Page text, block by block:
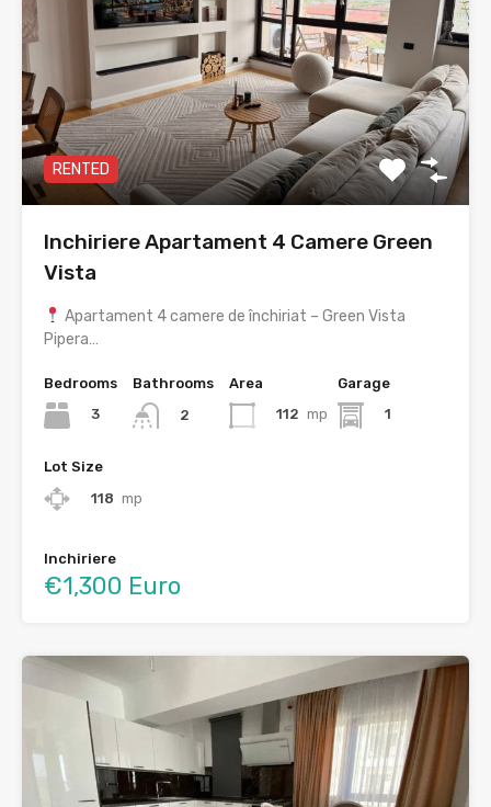
RENTED
Inchiriere Apartament 4 Camere Green
Vista
Apartament 4 camere de închiriat – Green Vista
Pipera…
Bedrooms
3
Bathrooms
2
Area
112 mp
Garage
1
Lot Size
118 mp
Inchiriere
€1,300 Euro